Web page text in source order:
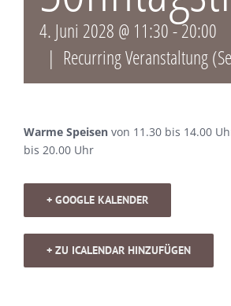
4. Juni 2028 @ 11:30-20:00
| Recurring Veranstaltung
Warme Speisen von 11.30 bis 14.00
bis 20.00 Uhr
+ GOOGLE KALENDER
+ ZU ICALENDAR HINZUFÜGEN